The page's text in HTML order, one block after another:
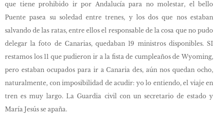
que tiene prohibido ir por Andalucía para no molestar, el bello
Puente pasea su soledad entre trenes, y los dos que nos estaban
salvando de las ratas, entre ellos el responsable de la cosa que no pudo
delegar la foto de Canarias, quedaban 19 ministros disponibles. SI
restamos los 11 que pudieron ir a la fista de cumpleaños de Wyoming,
pero estaban ocupados para ir a Canaria des, aún nos quedan ocho,
naturalmente, con imposibilidad de acudir: yo lo entiendo, el viaje en
tren es muy largo. La Guardia civil con un secretario de estado y
María Jesús se apaña.